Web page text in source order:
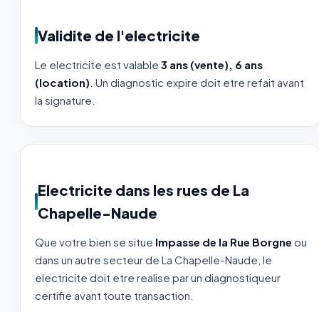
Validite de l'electricite
Le electricite est valable 3 ans (vente), 6 ans
(location) . Un diagnostic expire doit etre refait avant
la signature.
Electricite dans les rues de La
Chapelle-Naude
Que votre bien se situe Impasse de la Rue Borgne ou
dans un autre secteur de La Chapelle-Naude, le
electricite doit etre realise par un diagnostiqueur
certifie avant toute transaction.